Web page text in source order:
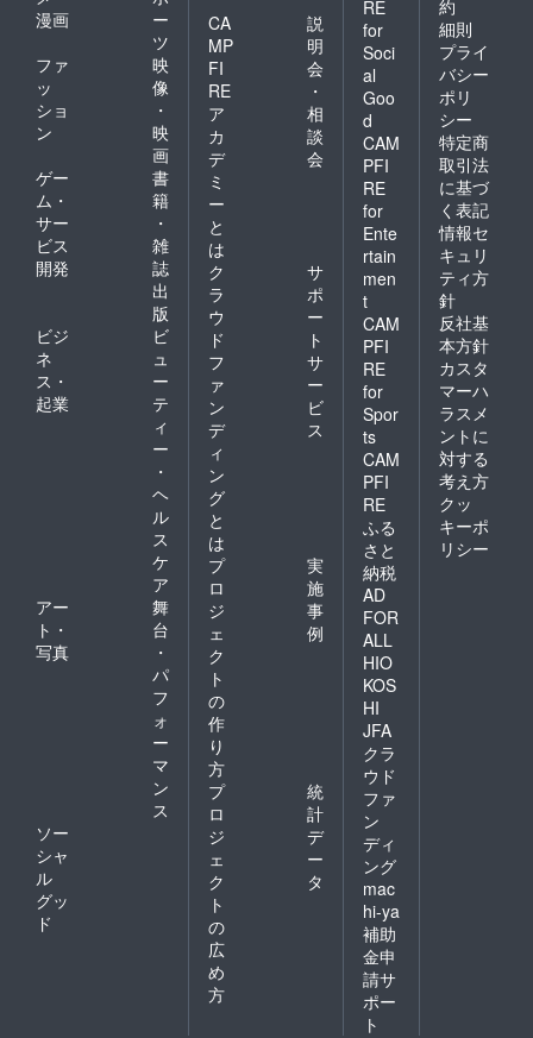
漫画
ー
ツ
ファ
ッ
ショ
ン
映
像
・
映
画
ゲー
ム・
サー
ビス
開発
書
籍
・
雑
誌
出
版
ビジ
ネ
ス・
起業
ビ
ュ
ー
テ
ィ
ー
・
ヘ
ル
ス
ケ
ア
アー
ト・
写真
舞
台
・
パ
フ
ォ
ー
マ
ン
ス
ソー
シャ
ル
グッ
ド
CA
MP
FI
RE
ア
カ
デ
ミ
ー
と
は
説
明
会
・
相
談
会
ク
ラ
ウ
ド
フ
ァ
ン
デ
ィ
ン
グ
と
は
サ
ポ
ー
ト
サ
ー
ビ
ス
プ
ロ
ジ
ェ
ク
ト
の
作
り
方
実
施
事
例
プ
ロ
ジ
ェ
ク
ト
の
広
め
方
統
計
デ
ー
タ
RE
for
Soci
al
Goo
d
CAM
PFI
RE
for
Ente
rtain
men
t
CAM
PFI
RE
for
Spor
ts
CAM
PFI
RE
ふる
さと
納税
AD
FOR
ALL
HIO
KOS
HI
JFA
クラ
ウド
ファ
ン
ディ
ング
mac
hi-ya
補助
金申
請サ
ポー
ト
約
細則
プライ
バシー
ポリ
シー
特定商
取引法
に基づ
く表記
情報セ
キュリ
ティ方
針
反社基
本方針
カスタ
マーハ
ラスメ
ントに
対する
考え方
クッ
キーポ
リシー